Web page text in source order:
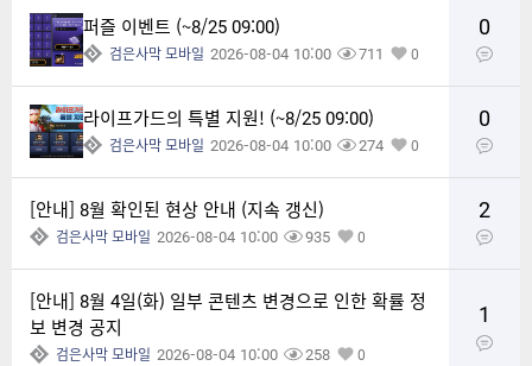
0
퍼즐 이벤트 (~8/25 09:00)
검은사막 모바일 2026-08-04 10:00 711 0
0
라이프가드의 특별 지원! (~8/25 09:00)
검은사막 모바일 2026-08-04 10:00 274 0
2
[안내] 8월 확인된 현상 안내 (지속 갱신)
검은사막 모바일 2026-08-04 10:00 935 0
1
[안내] 8월 4일(화) 일부 콘텐츠 변경으로 인한 확률 정
보 변경 공지
검은사막 모바일 2026-08-04 10:00 258 0